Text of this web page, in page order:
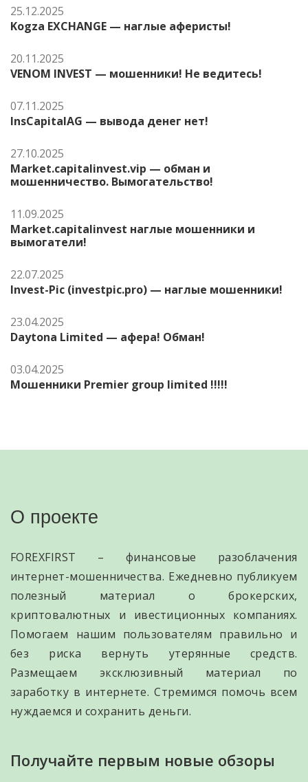
25.12.2025
Kogza EXCHANGE — наглые аферисты!
20.11.2025
VENOM INVEST — мошенники! Не ведитесь!
07.11.2025
InsCapitalAG — вывода денег нет!
27.10.2025
Market.capitalinvest.vip — обман и
мошенничество. Вымогательство!
11.09.2025
Market.capitalinvest наглые мошенники и
вымогатели!
22.07.2025
Invest-Pic (investpic.pro) — наглые мошенники!
23.04.2025
Daytona Limited — афера! Обман!
03.04.2025
Мошенники Premier group limited !!!!!
О проекте
FOREXFIRST – финансовые разоблачения
интернет-мошенничества. Ежедневно публикуем
полезный материал о брокерских,
криптовалютных и ивестиционных компаниях.
Помогаем нашим пользователям правильно и
без риска вернуть утерянные средств.
Размещаем эксклюзивный материал по
заработку в интернете. Стремимся помочь всем
нуждаемся и сохранить деньги.
Получайте первым новые обзоры